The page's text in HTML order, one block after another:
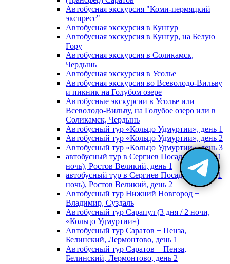
Автобусная экскурсия "Коми-пермяцкий
экспресс"
Автобусная экскурсия в Кунгур
Автобусная экскурсия в Кунгур, на Белую
Гору
Автобусная экскурсия в Соликамск,
Чердынь
Автобусная экскурсия в Усолье
Автобусная экскурсия во Всеволодо-Вильву
и пикник на Голубом озере
Автобусные экскурсии в Усолье или
Всеволодо-Вильву, на Голубое озеро или в
Соликамск, Чердынь
Автобусный тур «Кольцо Удмуртии», день 1
Автобусный тур «Кольцо Удмуртии», день 2
Автобусный тур «Кольцо Удмуртии», день 3
автобусный тур в Сергиев Посад, Москву (1
ночь), Ростов Великий, день 1
автобусный тур в Сергиев Посад, Москву (1
ночь), Ростов Великий, день 2
Автобусный тур Нижний Новгород +
Владимир, Суздаль
Автобусный тур Сарапул (3 дня / 2 ночи,
«Кольцо Удмуртии»)
Автобусный тур Саратов + Пенза,
Белинский, Лермонтово, день 1
Автобусный тур Саратов + Пенза,
Белинский, Лермонтово, день 2